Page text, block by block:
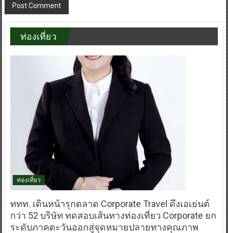
ท่องเที่ยว
ท่องเที่ยว
ททท. เดินหน้ารุกตลาด Corporate Travel ดึงเอเย่นต์
กว่า 52 บริษัท ทดสอบเส้นทางท่องเที่ยว Corporate ยก
ระดับภาคตะวันออกสู่จุดหมายปลายทางคุณภาพ